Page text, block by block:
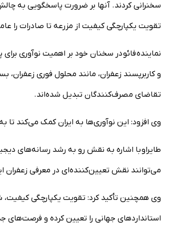
سخنرانی کردند. آنها بر ضرورت پاسخگویی به
تقویت یکپارچگی کیفیت از مزرعه تا صادرات را
نماینده فائو در سخنان خود بر اهمیت نوآوری
و کاربرپسند زعفران، مانند محلول فوری
تقاضای مصرف‌کنندگان تبدیل شده‌اند.
وی افزود: این نوآوری‌ها به ایران کمک می‌کند تا
طایراو با اشاره به نقش رو به رشد رسانه‌های
می‌توانند نقش تعیین‌کننده‌ای در معرفی زعفران
وی همچنین تأکید کرد: تقویت یکپارچگی کیفیت،
استانداردهای جهانی را تعیین کرده و فرصت‌های